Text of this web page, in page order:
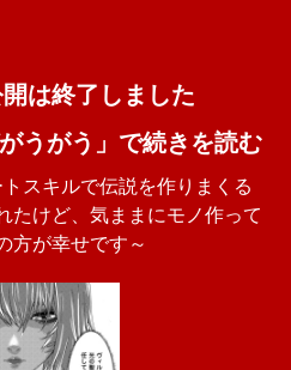
は終了しました
うがう」で続きを読む
スキルで伝説を作りまくる
たけど、気ままにモノ作って
方が幸せです～